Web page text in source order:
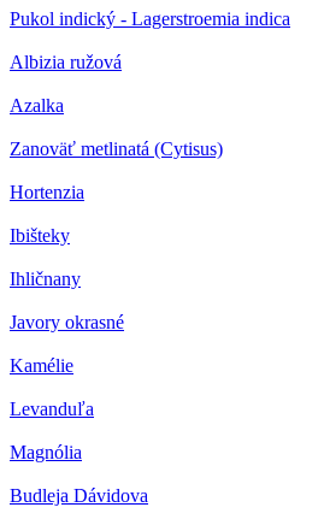
Pukol indický - Lagerstroemia indica
Albizia ružová
Azalka
Zanoväť metlinatá (Cytisus)
Hortenzia
Ibišteky
Ihličnany
Javory okrasné
Kamélie
Levanduľa
Magnólia
Budleja Dávidova